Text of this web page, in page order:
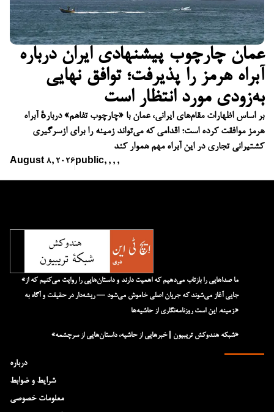
عمان چارچوب پیشنهادی ایران درباره
آبراه هرمز را پذیرفت؛ توافق نهایی
به‌زودی مورد انتظار است
بر اساس اظهارات مقام‌های ایرانی، عمان با «چارچوب تفاهم» دربارهٔ آبراه
هرمز موافقت کرده است؛ اقدامی که می‌تواند زمینه را برای ازسرگیری
کشتیرانی تجاری در این آبراه مهم هموار کند
August 8, 2026 public, , , ,
درباره
شرایط و ضوابط
معلومات خصوصی
«ما صداهایی را بازتاب می‌دهیم که اهمیت دارند و داستان‌هایی را روایت می‌کنیم که از
جایی آغاز می‌شوند که جریان اصلی خاموش می‌شود — ریشه‌دار در حقیقت و آگاه به
زمینه. این است روزنامه‌نگاری از حاشیه‌ها.»
«شبکه هند‌و‌کش تریبیون | خبرهایی از حاشیه، داستان‌هایی از سرچشمه»